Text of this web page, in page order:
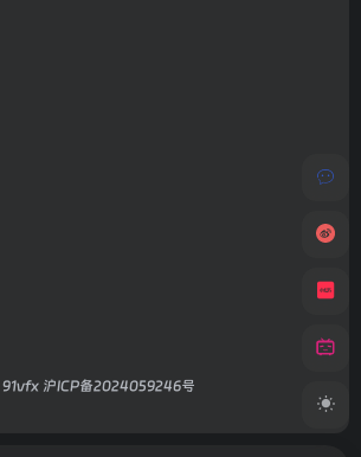
91vfx 沪ICP备2024059246号